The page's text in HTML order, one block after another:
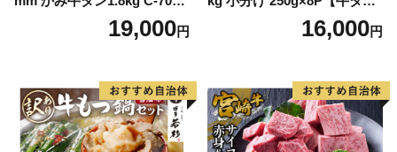
19,000円
牛肉 焼肉用 薄切り 訳あり サ
16,000円